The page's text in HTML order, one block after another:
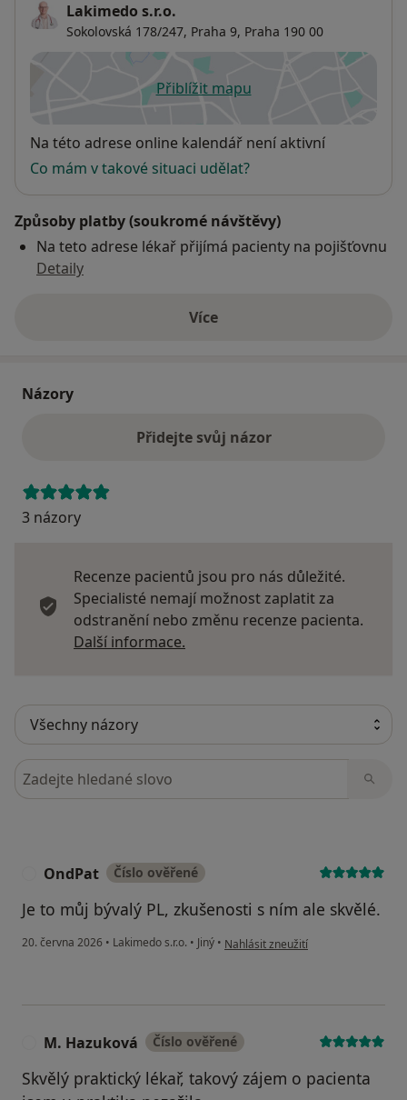
Lakimedo s.r.o.
Sokolovská 178/247, Praha 9, Praha 190 00
Přiblížit mapuse otevře v nové záložce
Dostupnost
Na této adrese online kalendář není aktivní
Co mám v takové situaci udělat?
Způsoby platby (soukromé návštěvy)
Na teto adrese lékař přijímá pacienty na pojišťovnu
Detaily
Víceo adrese
Názory
Přidejte svůj názor
3 názory
Recenze pacientů jsou pro nás důležité.
Specialisté nemají možnost zaplatit za
odstranění nebo změnu recenze pacienta.
Další informace.
Hledejte v názorech
OndPat Číslo ověřené
Je to můj bývalý PL, zkušenosti s ním ale skvělé.
20. června 2026 • Lakimedo s.r.o. • Jiný • podle názoru uživatele OndPat
Nahlásit zneužití
M. Hazuková Číslo ověřené
Skvělý praktický lékař, takový zájem o pacienta